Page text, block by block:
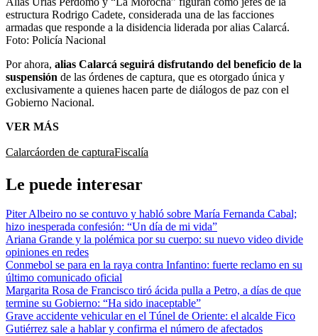
estructura Rodrigo Cadete, considerada una de las facciones
armadas que responde a la disidencia liderada por alias Calarcá.
Foto: Policía Nacional
Por ahora, alias Calarcá seguirá disfrutando del beneficio de la
suspensión de las órdenes de captura, que es otorgado única y
exclusivamente a quienes hacen parte de diálogos de paz con el
Gobierno Nacional.
VER MÁS
Calarcáorden de capturaFiscalía
Le puede interesar
Piter Albeiro no se contuvo y habló sobre María Fernanda Cabal;
hizo inesperada confesión: “Un día de mi vida”
Ariana Grande y la polémica por su cuerpo: su nuevo video divide
opiniones en redes
Conmebol se para en la raya contra Infantino: fuerte reclamo en su
último comunicado oficial
Margarita Rosa de Francisco tiró ácida pulla a Petro, a días de que
termine su Gobierno: “Ha sido inaceptable”
Grave accidente vehicular en el Túnel de Oriente: el alcalde Fico
Gutiérrez sale a hablar y confirma el número de afectados